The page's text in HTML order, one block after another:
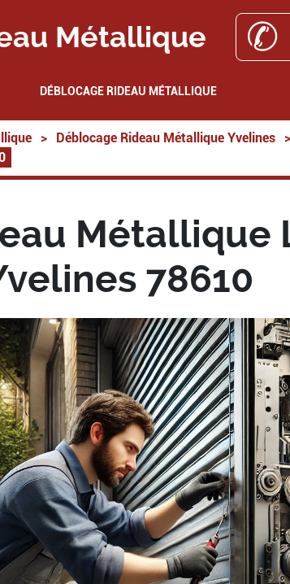
Métallique ✆
DÉBLOCAGE RIDEAU MÉTALLIQUE
> Déblocage Rideau Métallique Yvelines
>
Métallique
78610